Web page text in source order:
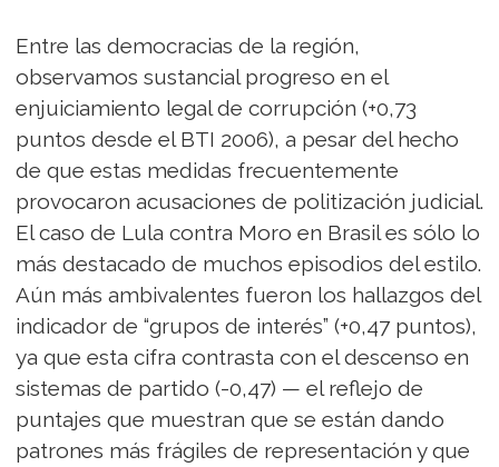
Entre las democracias de la región,
observamos sustancial progreso en el
enjuiciamiento legal de corrupción (+0,73
puntos desde el BTI 2006), a pesar del hecho
de que estas medidas frecuentemente
provocaron acusaciones de politización judicial.
El caso de Lula contra Moro en Brasil es sólo lo
más destacado de muchos episodios del estilo.
Aún más ambivalentes fueron los hallazgos del
indicador de “grupos de interés” (+0,47 puntos),
ya que esta cifra contrasta con el descenso en
sistemas de partido (-0,47) — el reflejo de
puntajes que muestran que se están dando
patrones más frágiles de representación y que